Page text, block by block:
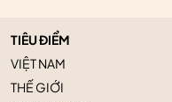
TIÊU ĐIỂM
VIỆT NAM
THẾ GIỚI